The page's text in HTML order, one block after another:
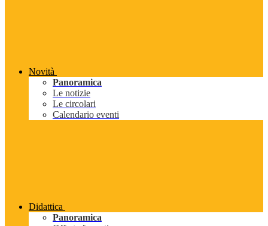
Novità
Panoramica
Le notizie
Le circolari
Calendario eventi
Didattica
Panoramica